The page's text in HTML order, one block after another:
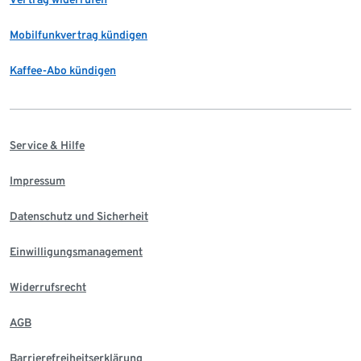
Mobilfunkvertrag kündigen
Kaffee-Abo kündigen
Service & Hilfe
Impressum
Datenschutz und Sicherheit
Einwilligungsmanagement
Widerrufsrecht
AGB
Barrierefreiheitserklärung